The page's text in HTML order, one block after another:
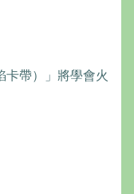
卡帶）」將學會火